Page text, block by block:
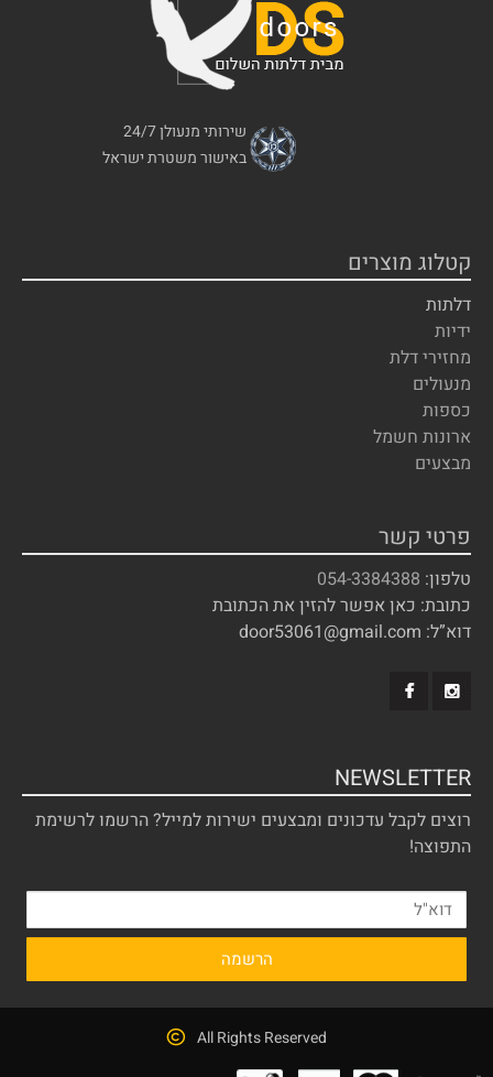
שירותי מנעולן 24/7
באישור משטרת ישראל
קטלוג מוצרים
דלתות
ידיות
מחזירי דלת
מנעולים
כספות
ארונות חשמל
מבצעים
פרטי קשר
טלפון: 054-3384388
כתובת: כאן אפשר להזין את הכתובת
דוא”ל: door53061@gmail.com
NEWSLETTER
רוצים לקבל עדכונים ומבצעים ישירות למייל? הרשמו לרשימת
התפוצה!
All Rights Reserved